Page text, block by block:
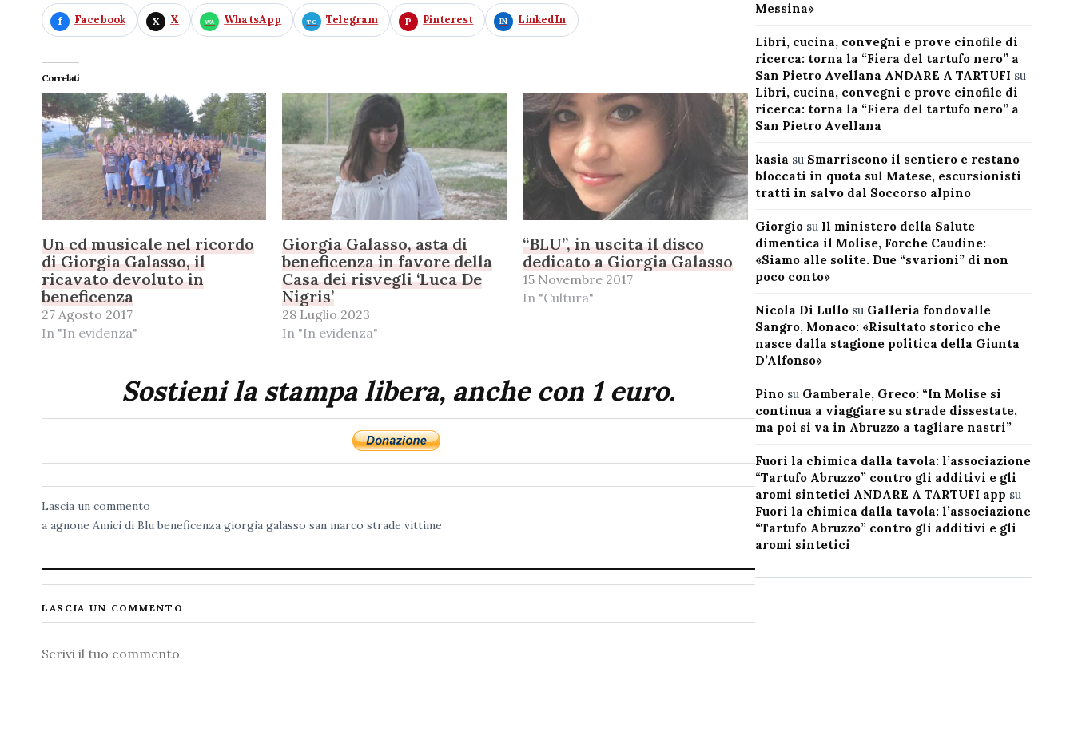
Facebook X WhatsApp Telegram Pinterest LinkedIn
Correlati
Un cd musicale nel ricordo
di Giorgia Galasso, il
ricavato devoluto in
beneficenza
27 Agosto 2017
In "In evidenza"
Giorgia Galasso, asta di
beneficenza in favore della
Casa dei risvegli ‘Luca De
Nigris’
28 Luglio 2023
In "In evidenza"
“BLU”, in uscita il disco
dedicato a Giorgia Galasso
15 Novembre 2017
In "Cultura"
Sostieni la stampa libera, anche con 1 euro.
Lascia un commento
a agnone Amici di Blu beneficenza giorgia galasso san marco strade vittime
LASCIA UN COMMENTO
Commento
Messina»
Libri, cucina, convegni e prove cinofile di
ricerca: torna la “Fiera del tartufo nero” a
San Pietro Avellana ANDARE A TARTUFI su
Libri, cucina, convegni e prove cinofile di
ricerca: torna la “Fiera del tartufo nero” a
San Pietro Avellana
kasia su Smarriscono il sentiero e restano
bloccati in quota sul Matese, escursionisti
tratti in salvo dal Soccorso alpino
Giorgiosu Il ministero della Salute
dimentica il Molise, Forche Caudine:
«Siamo alle solite. Due “svarioni” di non
poco conto»
Nicola Di Lullosu Galleria fondovalle
Sangro, Monaco: «Risultato storico che
nasce dalla stagione politica della Giunta
D’Alfonso»
Pinosu Gamberale, Greco: “In Molise si
continua a viaggiare su strade dissestate,
ma poi si va in Abruzzo a tagliare nastri”
Fuori la chimica dalla tavola: l’associazione
“Tartufo Abruzzo” contro gli additivi e gli
aromi sintetici ANDARE A TARTUFI app su
Fuori la chimica dalla tavola: l’associazione
“Tartufo Abruzzo” contro gli additivi e gli
aromi sintetici